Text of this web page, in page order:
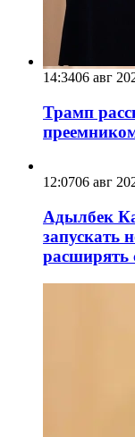
14:3406 авг
Трамп
12:0706 авг
Адылбек
запускать
расширять